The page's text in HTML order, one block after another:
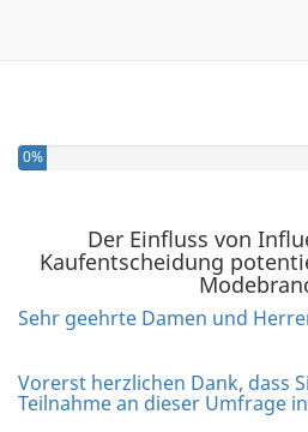
Sie haben 0% dieser Umfrage
0%
Der Einfluss von
Kaufentscheidung
Sehr geehrte Damen und
Vorerst herzlichen Dank, dass
Teilnahme an dieser Umfrage